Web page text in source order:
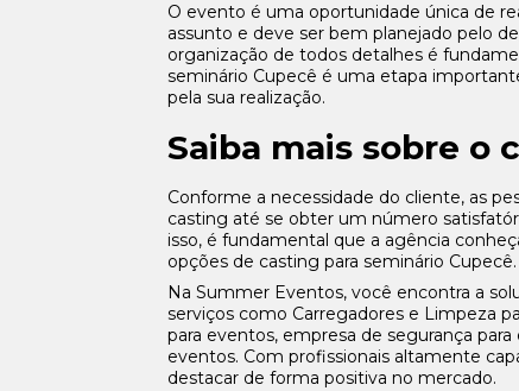
O evento é uma oportunidade única de
assunto e deve ser bem planejado pelo
organização de todos detalhes é
seminário Cupecê é uma etapa
pela sua realização.
Saiba mais sobre o
Conforme a necessidade do cliente, as
casting até se obter um número
isso, é fundamental que a agência
opções de casting para seminário Cupecê.
Na Summer Eventos, você encontra a
serviços como Carregadores e Limpeza
para eventos, empresa de segurança
eventos. Com profissionais altamente
destacar de forma positiva no mercado.